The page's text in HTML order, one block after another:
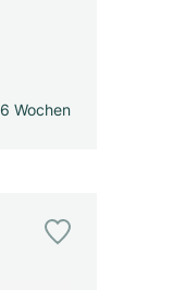
6 Wochen